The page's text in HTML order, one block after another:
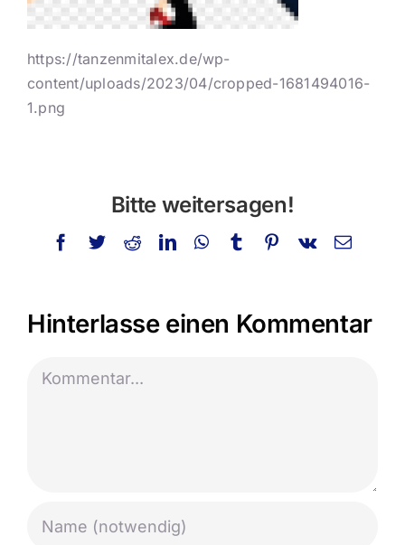
https://tanzenmitalex.de/wp-
content/uploads/2023/04/cropped-1681494016-
1.png
Bitte weitersagen!
Facebook
TwitterRedditLinkedInWhatsApp
TumblrPinterest
Vk
E-
Hinterlasse einen Kommentar
Kommentar